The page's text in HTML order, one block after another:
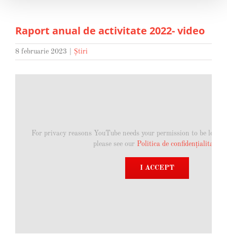
Raport anual de activitate 2022- video
8 februarie 2023 Știri
For privacy reasons YouTube needs your permission to be
please see our Politica de confidențialitate
I ACCEPT